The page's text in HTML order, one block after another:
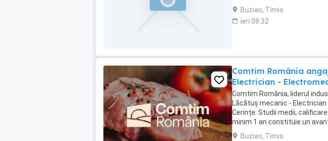
principale:** * Analiza și ...
Buzias, Timis
ieri 08:32
Comtim România
Electrician -
Comtim România, liderul
Lăcătuș mecanic -
Cerințe: Studii medii,
minim 1 an constituie un
întreținere și reparații ...
Buzias, Timis